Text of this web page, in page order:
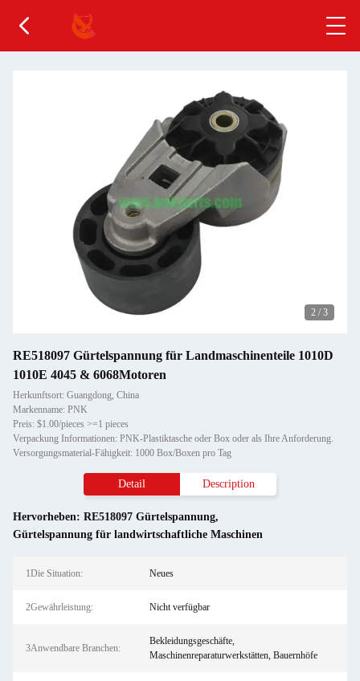
2 / 3
RE518097 Gürtelspannung für Landmaschinenteile 1010D
1010E 4045 & 6068Motoren
Herkunftsort: Guangdong, China
Markenname: PNK
Preis: $1.00/pieces >=1 pieces
Verpackung Informationen: PNK-Plastiktasche oder Box oder als Ihre Anforderung.
Versorgungsmaterial-Fähigkeit: 1000 Box/Boxen pro Tag
Detail Description
Hervorheben: RE518097 Gürtelspannung,
Gürtelspannung für landwirtschaftliche Maschinen
1Die Situation: Neues
2Gewährleistung: Nicht verfügbar
3Anwendbare Branchen:
Bekleidungsgeschäfte,
Maschinenreparaturwerkstätten, Bauernhöfe